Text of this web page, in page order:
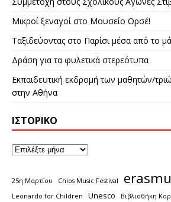
Μικροί ξεναγοί στο Μουσείο Ορσέ!
Ταξιδεύοντας στο Παρίσι μέσα από το
Δράση για τα φυλετικά στερεότυπα
Εκπαιδευτική εκδρομή των μαθητών/
στην Αθήνα
ΙΣΤΟΡΙΚΌ
25η Μαρτίου Chios Music Festival
Leonardo for Children Unesco Βιβλιοθήκη